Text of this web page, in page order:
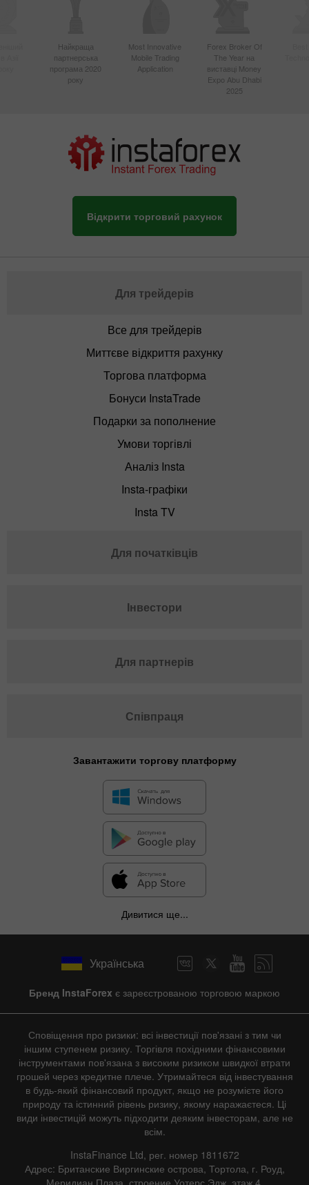
Найкраща
партнерська
програма 2020
року
Most Innovative
Mobile Trading
Application
Forex Broker Of
The Year на
виставці Money
Expo Abu Dhabi
2025
Відкрити торговий рахунок
Для трейдерів
Все для трейдерів
Миттєве відкриття рахунку
Торгова платформа
Бонуси InstaTrade
Подарки за пополнение
Умови торгівлі
Аналіз Insta
Insta-графіки
Insta TV
Для початківців
Інвестори
Для партнерів
Співпраця
Завантажити торгову платформу
Дивитися ще...
Українська
Бренд InstaForex є зареєстрованою торговою маркою
Сповіщення про ризики: всі інвестиції пов'язані з тим чи
іншим ступенем ризику. Торгівля похідними фінансовими
інструментами пов'язана з високим ризиком швидкої втрати
грошей через кредитне плече. Утримайтеся від інвестування
в будь-який фінансовий продукт, якщо не розумієте його
природу та істинний рівень ризику, якому наражаєтеся. Ці
види інвестицій можуть підходити деяким інвесторам, але не
всім.
InstaFinance Ltd, рег. номер 1811672
Адрес: Британские Виргинские острова, Тортола, г. Роуд,
Меридиан Плаза, строение Уотерс Эдж, этаж 4.